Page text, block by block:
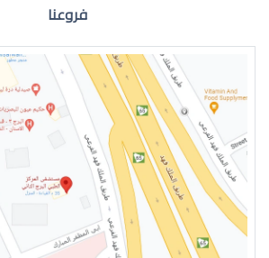
ضعف نظر في العين اليسرى
فروعنا